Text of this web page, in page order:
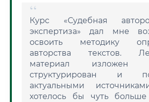
Курс «Судебная
экспертиза» дал мне
освоить методику
авторства текстов.
материал изложен
структурирован и
актуальными
хотелось бы чуть больше